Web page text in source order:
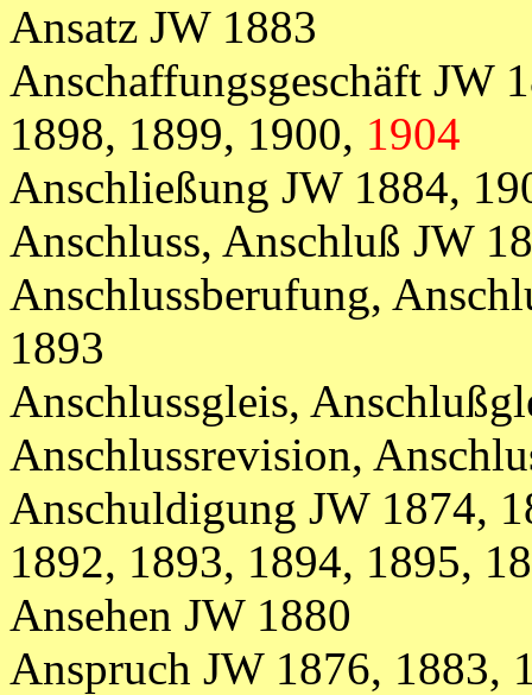
Ansatz JW 1883
Anschaffungsgeschäft JW
1898, 1899, 1900, 1904
Anschließung JW 1884,
Anschluss, Anschluß JW
Anschlussberufung,
1893
Anschlussgleis,
Anschlussrevision,
Anschuldigung JW 1874,
1892, 1893, 1894, 1895,
Ansehen JW 1880
Anspruch JW 1876, 1883,